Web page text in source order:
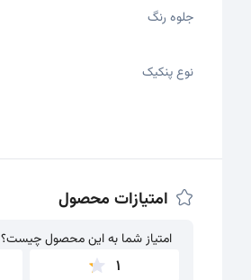
جلوه رنگ
نوع پنکیک
امتیازات محصول
امتیاز شما به این محصول چیست؟
امتیاز شما به این محصول چیست؟
1